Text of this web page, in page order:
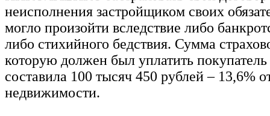
неисполнения застройщиком своих
могло произойти вследствие либо
либо стихийного бедствия. Сумма
которую должен был уплатить
составила 100 тысяч 450 рублей – 13,6%
недвижимости.